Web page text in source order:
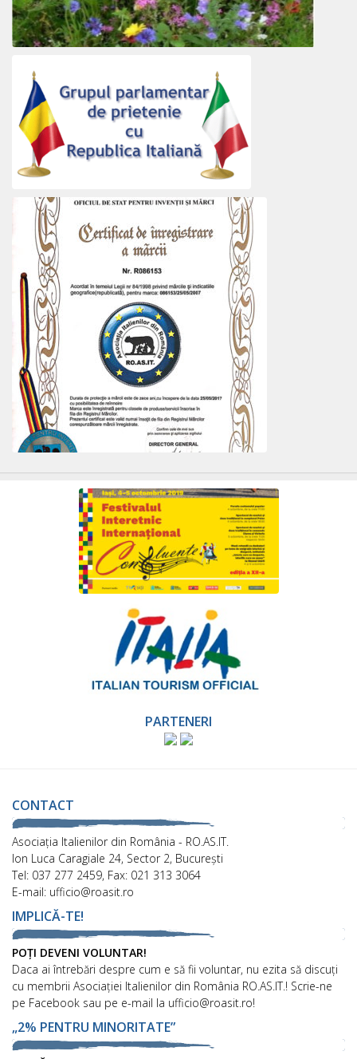
PARTENERI
CONTACT
Asociaţia Italienilor din România - RO.AS.IT.
Ion Luca Caragiale 24, Sector 2, București
Tel: 037 277 2459, Fax: 021 313 3064
E-mail: ufficio@roasit.ro
IMPLICĂ-TE!
POȚI DEVENI VOLUNTAR!
Daca ai întrebări despre cum e să fii voluntar, nu ezita să discuți
cu membrii Asociației Italienilor din România RO.AS.IT.! Scrie-ne
pe Facebook sau pe e-mail la ufficio@roasit.ro!
„2% PENTRU MINORITATE”